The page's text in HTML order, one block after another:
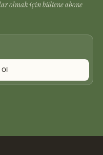
olmak için bültene abone